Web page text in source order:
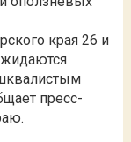
края 26 и
пресс-